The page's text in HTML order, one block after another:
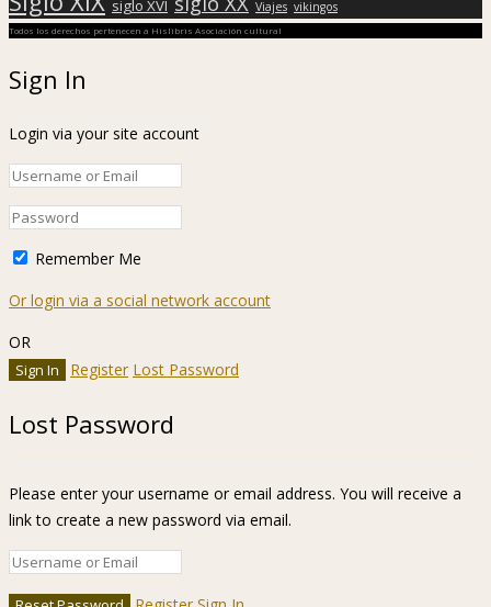
siglo XVI Viajes vikingos
Todos los derechos pertenecen a Hislibris Asociación cultural
Sign In
Login via your site account
Remember Me
Or login via a social network account
OR
Register Lost Password
Lost Password
Please enter your username or email address. You will receive a
link to create a new password via email.